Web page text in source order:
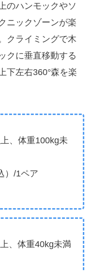
のハンモックやソ
ニックゾーンが楽
クライミングで木
クに垂直移動する
下左右360°森を楽
、体重100kg未
）/1ペア
、体重40kg未満